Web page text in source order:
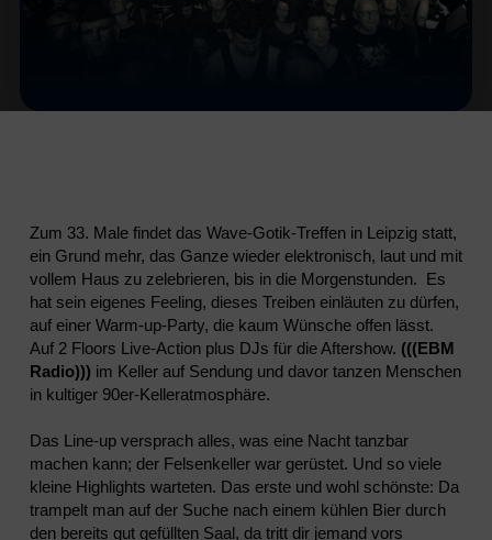
Zum 33. Male findet das Wave-Gotik-Treffen in Leipzig statt,
ein Grund mehr, das Ganze wieder elektronisch, laut und mit
vollem Haus zu zelebrieren, bis in die Morgenstunden. Es
hat sein eigenes Feeling, dieses Treiben einläuten zu dürfen,
auf einer Warm-up-Party, die kaum Wünsche offen lässt.
Auf 2 Floors Live-Action plus DJs für die Aftershow. (((EBM
Radio))) im Keller auf Sendung und davor tanzen Menschen
in kultiger 90er-Kelleratmosphäre.
Das Line-up versprach alles, was eine Nacht tanzbar
machen kann; der Felsenkeller war gerüstet. Und so viele
kleine Highlights warteten. Das erste und wohl schönste: Da
trampelt man auf der Suche nach einem kühlen Bier durch
den bereits gut gefüllten Saal, da tritt dir jemand vors